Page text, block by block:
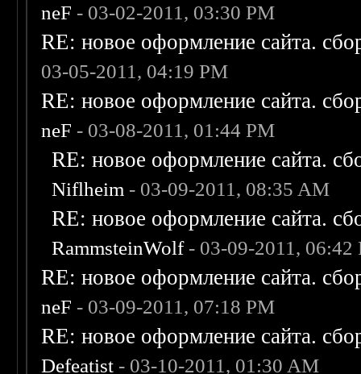
neF - 03-02-2011, 03:30 PM
RE: новое оформление сайта.
03-05-2011, 04:19 PM
RE: новое оформление сайта.
neF - 03-08-2011, 01:44 PM
RE: новое оформление сайта.
Niflheim - 03-09-2011, 08:35 AM
RE: новое оформление сайта.
RammsteinWolf- 03-09-2011, 06:42
RE: новое оформление сайта.
neF - 03-09-2011, 07:18 PM
RE: новое оформление сайта.
Defeatist - 03-10-2011, 01:30 AM